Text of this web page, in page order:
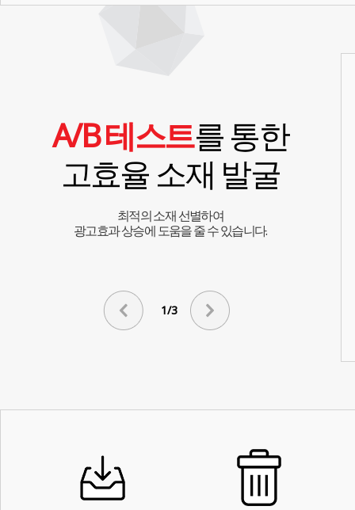
1/3
A/B 테스트를 통한
고효율 소재 발굴
최적의 소재 선별하여
광고효과 상승에 도움을 줄 수 있습니다.